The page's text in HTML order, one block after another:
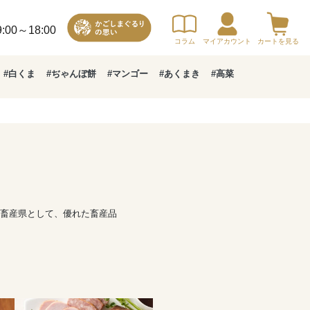
～18:00
コラム マイアカウント カートを見る
#白くま #ぢゃんぼ餅 #マンゴー #あくまき #高菜
産県として、優れた畜産品